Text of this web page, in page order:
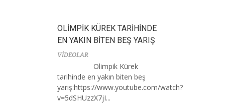
OLİMPİK KÜREK TARİHİNDE
EN YAKIN BİTEN BEŞ YARIŞ
VİDEOLAR
Olimpik Kürek
tarihinde en yakın biten beş
yarış:https://www.youtube.com/watch?
v=5dSHUzzX7jI...